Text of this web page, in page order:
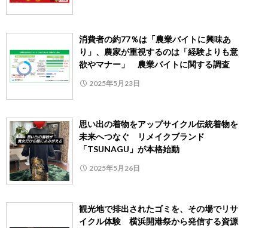
消費者の約77％は「農業バイトに興味あ
り」、農家が重視するのは「経験よりも意
欲やマナー」 農業バイトに関する調査
2025年5月23日
思い出の着物をアップサイクル伝統着物を
未来へつなぐ リメイクブランド
「TSUNAGU」が本格始動
2025年5月26日
観光地で排出されたゴミを、その場でリサ
イクル体験 横浜開港祭から発信する資源